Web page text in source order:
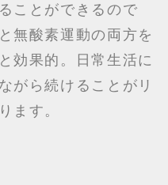
ことができるので
無酸素運動の両方を
効果的。日常生活に
がら続けることがリ
ます。